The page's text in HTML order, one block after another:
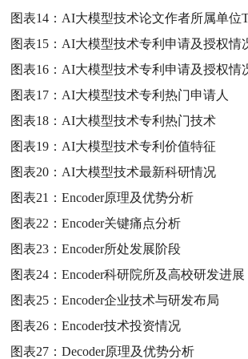
图表14： AI大模型技术论文作者所属单位
图表15： AI大模型技术专利申请及授权情
图表16： AI大模型技术专利申请及授权情
图表17： AI大模型技术专利热门申请人
图表18： AI大模型技术专利热门技术
图表19： AI大模型技术专利价值特征
图表20： AI大模型技术最新科研情况
图表21：Encoder原理及优势分析
图表22：Encoder关键痛点分析
图表23：Encoder所处发展阶段
图表24：Encoder科研院所及高校研发进展
图表25：Encoder企业技术与研发布局
图表26：Encoder技术投资情况
图表27：Decoder原理及优势分析